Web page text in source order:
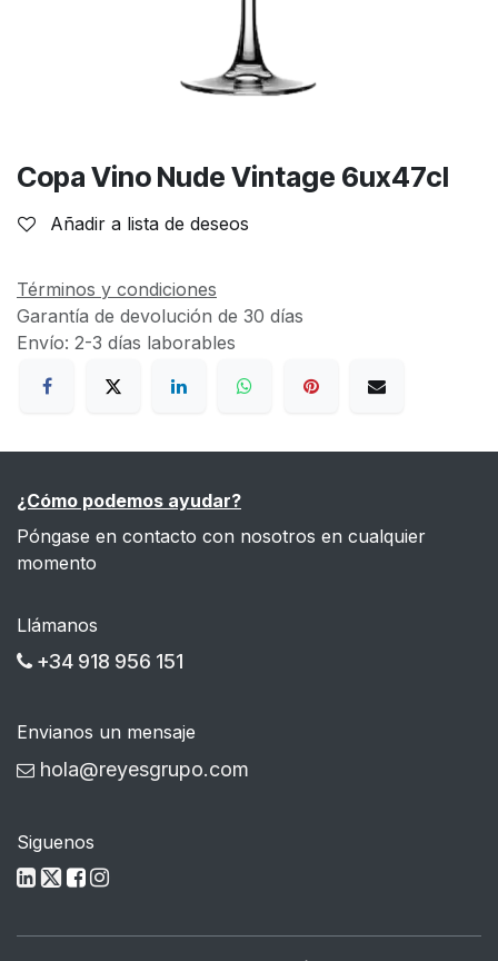
Copa Vino Nude Vintage 6ux47cl
Añadir a lista de deseos
Términos y condiciones
Garantía de devolución de 30 días
Envío: 2-3 días laborables
¿Cómo podemos ayudar?
Póngase en contacto con nosotros en cualquier
momento
Llámanos
+34 918 956 151
Envianos un mensaje
hola@reyesgrupo.com
Siguenos